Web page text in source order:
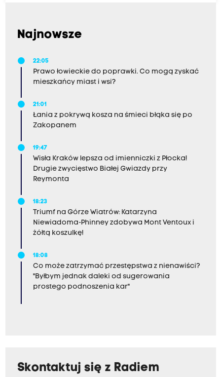
Najnowsze
22:05
Prawo łowieckie do poprawki. Co mogą zyskać
mieszkańcy miast i wsi?
21:01
Łania z pokrywą kosza na śmieci błąka się po
Zakopanem
19:47
Wisła Kraków lepsza od imienniczki z Płocka!
Drugie zwycięstwo Białej Gwiazdy przy
Reymonta
18:23
Triumf na Górze Wiatrów: Katarzyna
Niewiadoma-Phinney zdobywa Mont Ventoux i
żółtą koszulkę!
18:08
Co może zatrzymać przestępstwa z nienawiści?
"Byłbym jednak daleki od sugerowania
prostego podnoszenia kar"
Skontaktuj się z Radiem